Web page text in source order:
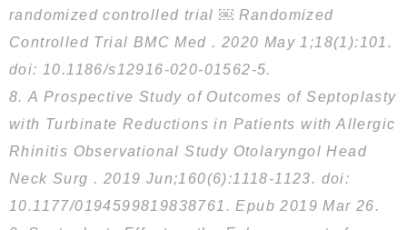
randomized controlled trial ￼ Randomized
Controlled Trial BMC Med . 2020 May 1;18(1):101.
doi: 10.1186/s12916-020-01562-5.
8. A Prospective Study of Outcomes of Septoplasty
with Turbinate Reductions in Patients with Allergic
Rhinitis Observational Study Otolaryngol Head
Neck Surg . 2019 Jun;160(6):1118-1123. doi:
10.1177/0194599819838761. Epub 2019 Mar 26.